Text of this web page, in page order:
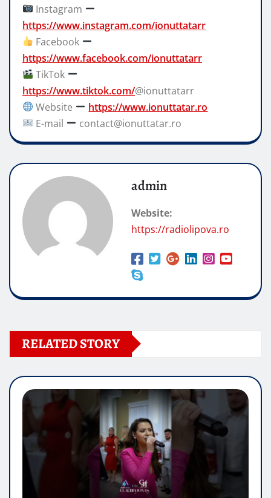
Instagram
https://www.instagram.com/ionuttatarr
Facebook
https://www.facebook.com/ionuttatarr
TikTok
https://www.tiktok.com/@ionuttatarr
Website
https://www.ionuttatar.ro
E-mail
contact@ionuttatar.ro
admin
Website:
https://radiolipova.ro
RELATED STORY